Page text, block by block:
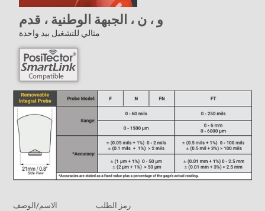
و ، ن ، الجبهة الوطنية ، قدم
مثالي للتشغيل بيد واحدة
الاسم/الوصف رمز الطلب